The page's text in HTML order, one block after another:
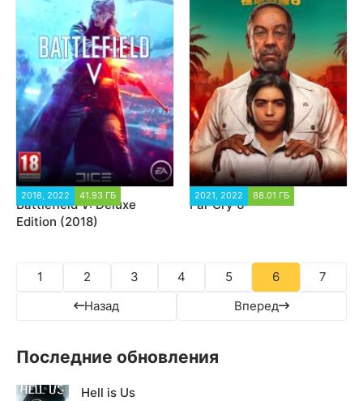
2018, 2022 41.93 ГБ
Battlefield V: Deluxe
Edition (2018)
2021, 2022 88.01 ГБ
Far Cry 6
Назад
1 2 3 4 5 6
7
Вперед
Последние обновления
Hell is Us